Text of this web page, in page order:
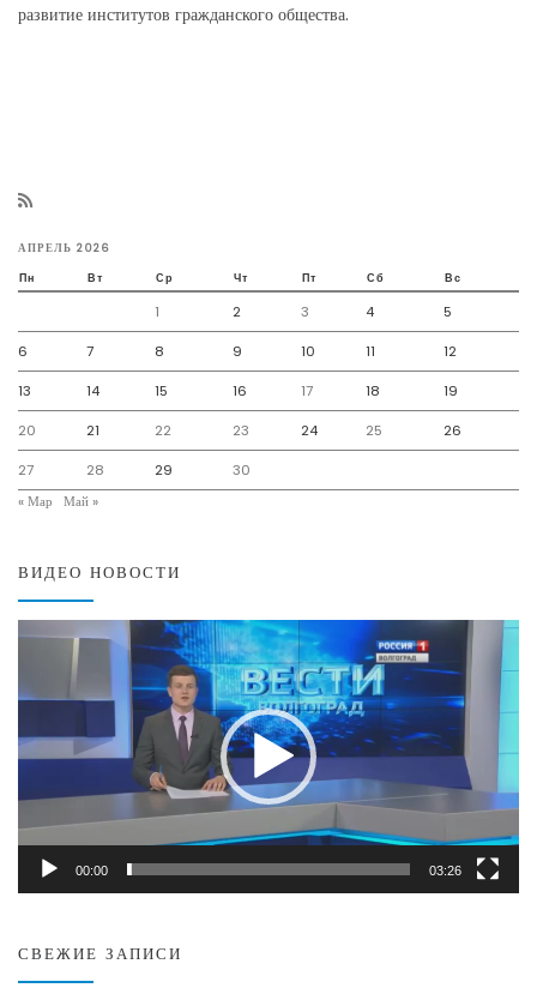
развитие институтов гражданского общества.
АПРЕЛЬ 2026
Пн Вт Ср Чт Пт Сб Вс
1 2 3 4 5
6 7 8 9 10 11 12
13 14 15 16 17 18 19
20 21 22 23 24 25 26
27 28 29
30
« Мар
Май »
ВИДЕО НОВОСТИ
00:00 03:26
СВЕЖИЕ ЗАПИСИ